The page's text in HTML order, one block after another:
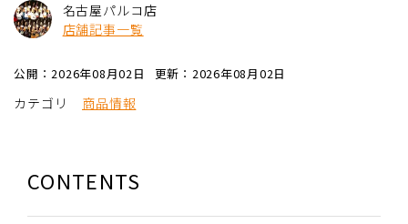
名古屋パルコ店
店舗記事一覧
公開：2026年08月02日 更新：2026年08月02日
カテゴリ 商品情報
CONTENTS